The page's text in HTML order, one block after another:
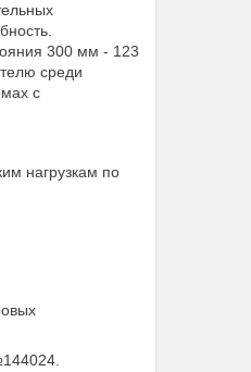
300 мм - 123
среди
с
нагрузкам по